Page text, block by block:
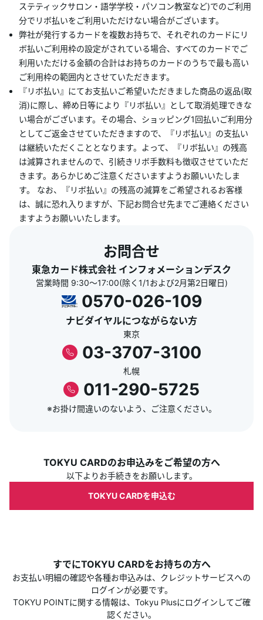
ステティックサロン・語学学校・パソコン教室など)でのご利用
分でリボ払いをご利用いただけない場合がございます。
弊社が発行するカードを複数お持ちで、それぞれのカードにリ
ボ払いご利用枠の設定がされている場合、すべてのカードでご
利用いただける金額の合計はお持ちのカードのうちで最も高い
ご利用枠の範囲内とさせていただきます。
『リボ払い』にてお支払いご希望いただきました商品の返品(取
消)に際し、締め日等により『リボ払い』として取消処理できな
い場合がございます。その場合、ショッピング1回払いご利用分
としてご返金させていただきますので、『リボ払い』の支払い
は継続いただくこととなります。よって、『リボ払い』の残高
は減算されませんので、引続きリボ手数料も徴収させていただ
きます。あらかじめご注意くださいますようお願いいたしま
す。 なお、『リボ払い』の残高の減算をご希望されるお客様
は、誠に恐れ入りますが、下記お問合せ先までご連絡ください
ますようお願いいたします。
お問合せ
東急カード株式会社 インフォメーションデスク
営業時間 9:30～17:00(除く1/1および2月第2日曜日)
0570-026-109
ナビダイヤルにつながらない方
東京
03-3707-3100
札幌
011-290-5725
※お掛け間違いのないよう、ご注意ください。
TOKYU CARDのお申込みをご希望の方へ
以下よりお手続きをお願いします。
TOKYU CARDを申込む
すでにTOKYU CARDをお持ちの方へ
お支払い明細の確認や各種お申込みは、クレジットサービスへの
ログインが必要です。
TOKYU POINTに関する情報は、Tokyu Plusにログインしてご確
認ください。